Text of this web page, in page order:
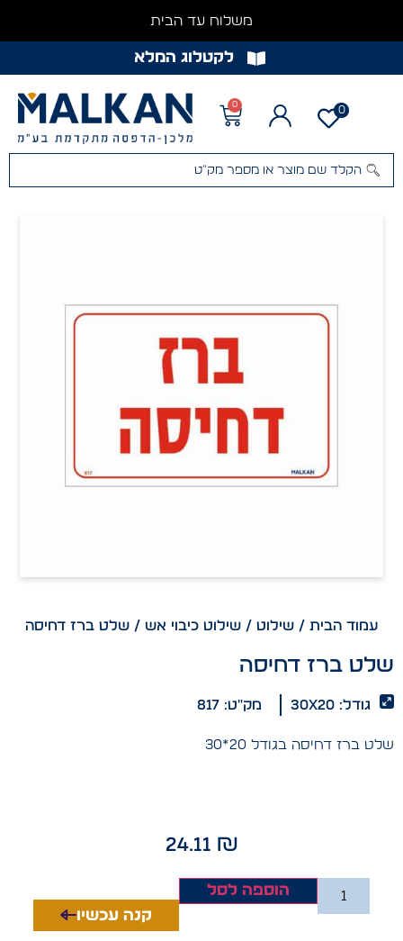
משלוח עד הבית
לקטלוג המלא
0
0
עמוד הבית/ שילוט/ שילוט כיבוי אש/ שלט ברז דחיסה
שלט ברז דחיסה
גודל: 30x20 מק"ט: 817
שלט ברז דחיסה בגודל 20*30
24.11₪
הוספה לסל
קנה עכשיו